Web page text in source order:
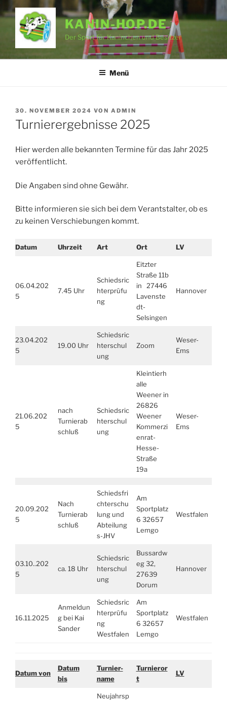
Zum
Inhalt
springen
KANIN-HOP.DE
Der Sport für Kaninchen und Besitzer
Menü
VERÖFFENTLICHT
AM
30. NOVEMBER 2024 VON ADMIN
Turnierergebnisse 2025
Hier werden alle bekannten Termine für das Jahr 2025
veröffentlicht.
Die Angaben sind ohne Gewähr.
Bitte informieren sie sich bei dem Verantstalter, ob es
zu keinen Verschiebungen kommt.
Datum Uhrzeit Art Ort LV
06.04.202
5
7.45 Uhr
Schiedsric
hterprüfu
ng
Eitzter
Straße 11b
in 27446
Lavenste
dt-
Selsingen
Hannover
23.04.202
5
19.00 Uhr
Schiedsric
hterschul
ung
Zoom
Weser-
Ems
21.06.202
5
nach
Turnierab
schluß
Schiedsric
hterschul
ung
Kleintierh
alle
Weener in
26826
Weener
Kommerzi
enrat-
Hesse-
Straße
19a
Weser-
Ems
20.09.202
5
Nach
Turnierab
schluß
Schiedsfri
chterschu
lung und
Abteilung
s-JHV
Am
Sportplatz
6 32657
Lemgo
Westfalen
03.10..202
5
ca. 18 Uhr
Schiedsric
hterschul
ung
Bussardw
eg 32,
27639
Dorum
Hannover
16.11.2025
Anmeldun
g bei Kai
Sander
Schiedsric
hterprüfu
ng
Westfalen
Am
Sportplatz
6 32657
Lemgo
Westfalen
Datum von
Datum
bis
Turnier-
name
Turnieror
t
LV
Neujahrsp